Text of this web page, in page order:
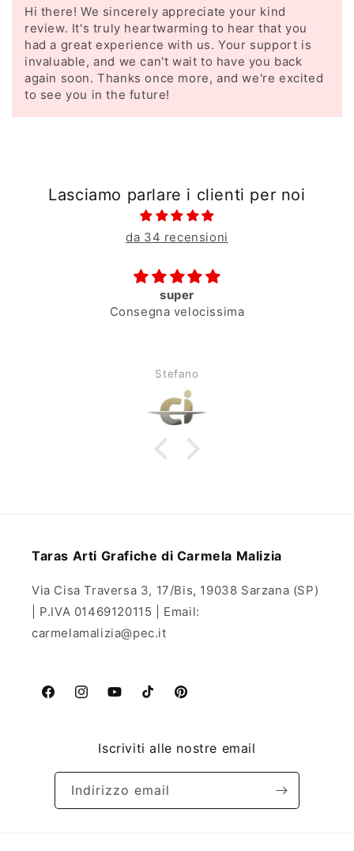
Hi there! We sincerely appreciate your kind
review. It's truly heartwarming to hear that you
had a great experience with us. Your support is
invaluable, and we can't wait to have you back
again soon. Thanks once more, and we're excited
to see you in the future!
Lasciamo parlare i clienti per noi
da 34 recensioni
super
Consegna velocissima
Stefano
Taras Arti Grafiche di Carmela Malizia
Via Cisa Traversa 3, 17/Bis, 19038 Sarzana (SP)
| P.IVA 01469120115 | Email:
carmelamalizia@pec.it
FacebookInstagramYouTubeTikTok Pinterest
Iscriviti alle nostre email
Indirizzo email